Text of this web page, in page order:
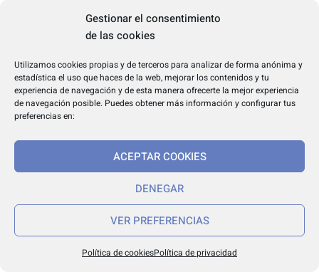
Gestionar el consentimiento
de las cookies
Utilizamos cookies propias y de terceros para analizar de forma anónima y
estadística el uso que haces de la web, mejorar los contenidos y tu
experiencia de navegación y de esta manera ofrecerte la mejor experiencia
de navegación posible. Puedes obtener más información y configurar tus
preferencias en:
ACEPTAR COOKIES
DENEGAR
VER PREFERENCIAS
Política de cookiesPolítica de privacidad
las operaciones, servicios o actividades realizados con la
sociedad cooperativa, a excepción del supuesto previsto en
el artículo 25 para la persona inversora, así como imputar
pérdidas en forma distinta de la prevista en el artículo 69.
ñ) No someter las cuentas a auditoría externa, cuando ello
sea preceptivo, o en el caso de las cooperativas con
complementario específico referido a la actividad financiera
de la sección de crédito.
trabajadores y trabajadoras con contrato laboral por tiempo
indefinido y más de un año de antigüedad el acceso a la
condición de persona socia, según lo previsto en el artículo